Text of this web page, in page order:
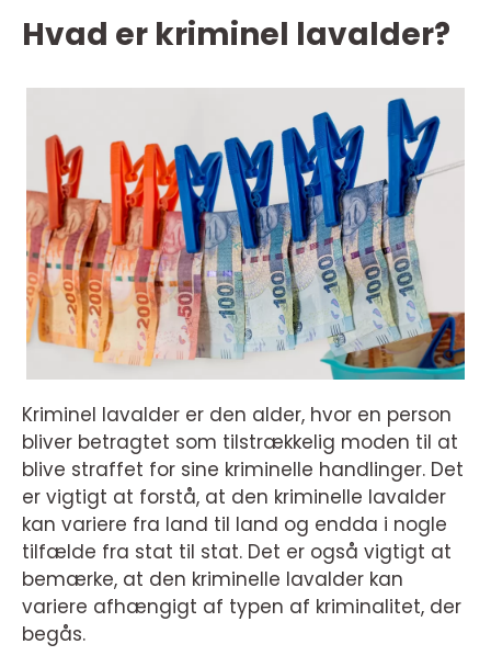
Hvad er kriminel lavalder?
Kriminel lavalder er den alder, hvor en person
bliver betragtet som tilstrækkelig moden til at
blive straffet for sine kriminelle handlinger. Det
er vigtigt at forstå, at den kriminelle lavalder
kan variere fra land til land og endda i nogle
tilfælde fra stat til stat. Det er også vigtigt at
bemærke, at den kriminelle lavalder kan
variere afhængigt af typen af kriminalitet, der
begås.